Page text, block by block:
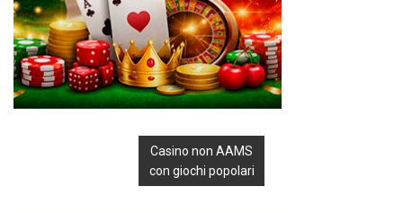
Casino non AAMS
con giochi popolari